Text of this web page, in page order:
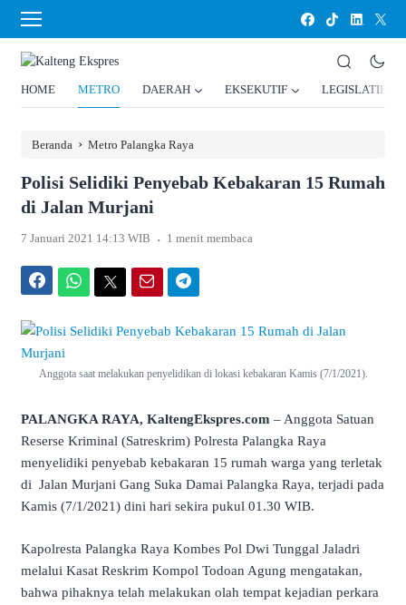
HOME METRO DAERAH EKSEKUTIF LEGISLATIF
Beranda › Metro Palangka Raya
Polisi Selidiki Penyebab Kebakaran 15 Rumah
di Jalan Murjani
7 Januari 2021 14:13 WIB . 1 menit membaca
Anggota saat melakukan penyelidikan di lokasi kebakaran Kamis (7/1/2021).
PALANGKA RAYA, KaltengEkspres.com – Anggota Satuan
Reserse Kriminal (Satreskrim) Polresta Palangka Raya
menyelidiki penyebab kebakaran 15 rumah warga yang terletak
di Jalan Murjani Gang Suka Damai Palangka Raya, terjadi pada
Kamis (7/1/2021) dini hari sekira pukul 01.30 WIB.
Kapolresta Palangka Raya Kombes Pol Dwi Tunggal Jaladri
melalui Kasat Reskrim Kompol Todoan Agung mengatakan,
bahwa pihaknya telah melakukan olah tempat kejadian perkara